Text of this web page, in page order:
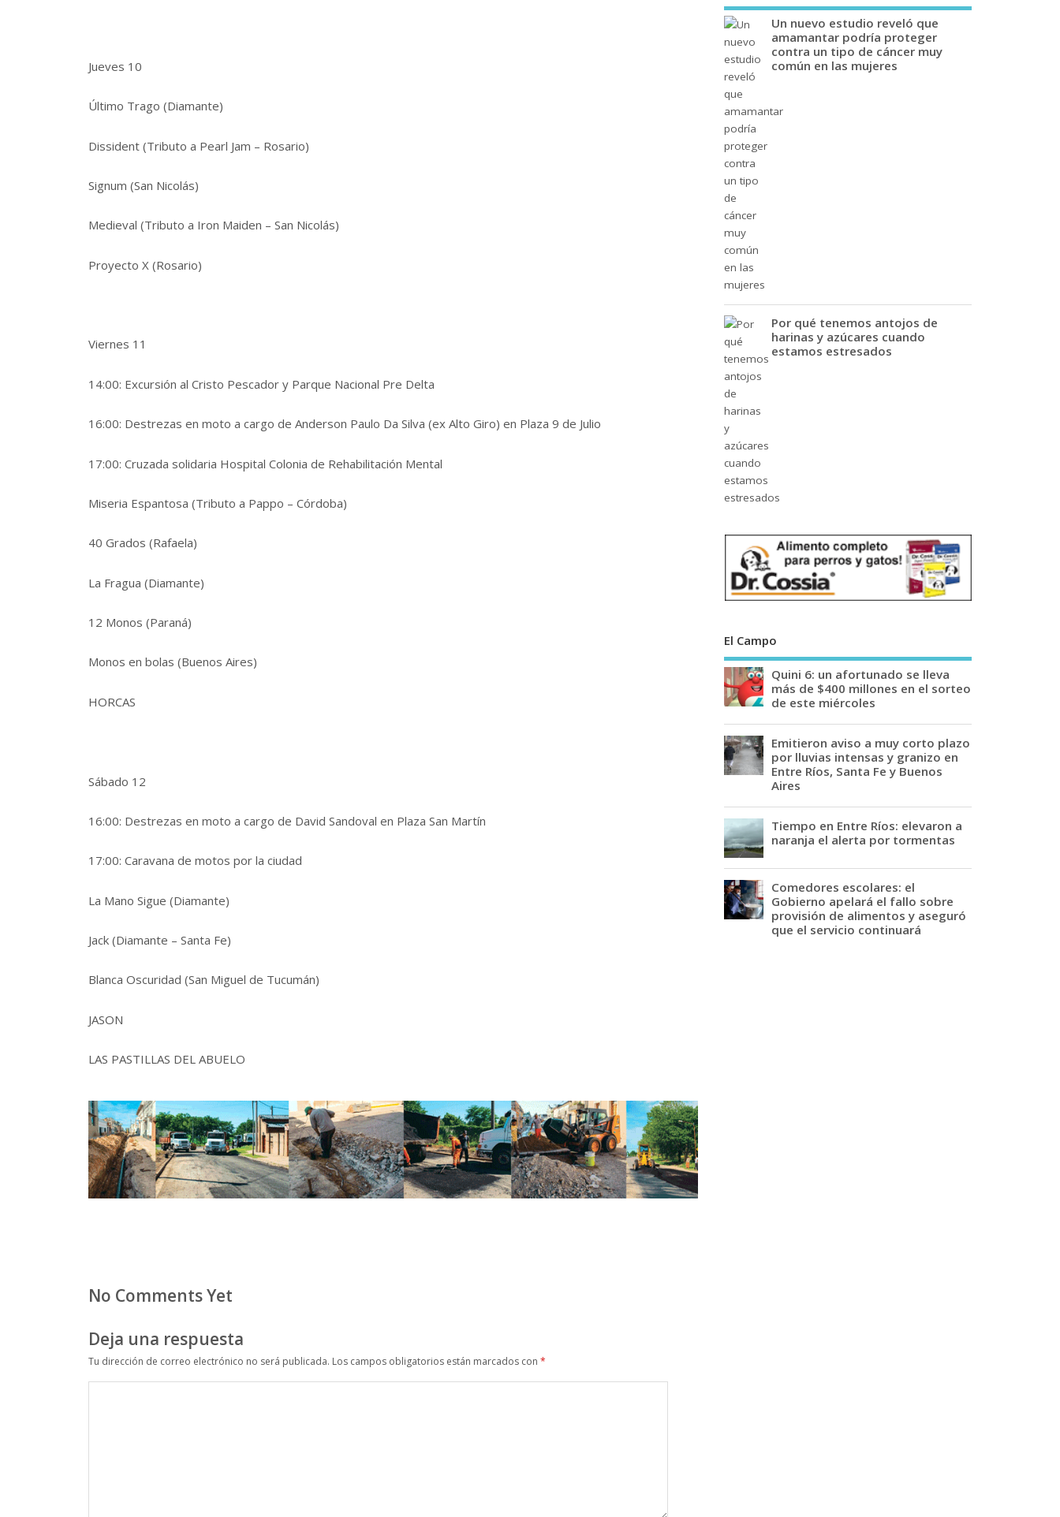
Jueves 10
Último Trago (Diamante)
Dissident (Tributo a Pearl Jam – Rosario)
Signum (San Nicolás)
Medieval (Tributo a Iron Maiden – San Nicolás)
Proyecto X (Rosario)
Viernes 11
14:00: Excursión al Cristo Pescador y Parque Nacional Pre Delta
16:00: Destrezas en moto a cargo de Anderson Paulo Da Silva (ex Alto Giro) en Plaza 9 de Julio
17:00: Cruzada solidaria Hospital Colonia de Rehabilitación Mental
Miseria Espantosa (Tributo a Pappo – Córdoba)
40 Grados (Rafaela)
La Fragua (Diamante)
12 Monos (Paraná)
Monos en bolas (Buenos Aires)
HORCAS
Sábado 12
16:00: Destrezas en moto a cargo de David Sandoval en Plaza San Martín
17:00: Caravana de motos por la ciudad
La Mano Sigue (Diamante)
Jack (Diamante – Santa Fe)
Blanca Oscuridad (San Miguel de Tucumán)
JASON
LAS PASTILLAS DEL ABUELO
No Comments Yet
Deja una respuesta
Tu dirección de correo electrónico no será publicada. Los campos obligatorios están marcados con *
Un nuevo estudio reveló que
amamantar podría proteger
contra un tipo de cáncer muy
común en las mujeres
Por qué tenemos antojos de
harinas y azúcares cuando
estamos estresados
El Campo
Quini 6: un afortunado se lleva
más de $400 millones en el sorteo
de este miércoles
Emitieron aviso a muy corto plazo
por lluvias intensas y granizo en
Entre Ríos, Santa Fe y Buenos
Aires
Tiempo en Entre Ríos: elevaron a
naranja el alerta por tormentas
Comedores escolares: el
Gobierno apelará el fallo sobre
provisión de alimentos y aseguró
que el servicio continuará